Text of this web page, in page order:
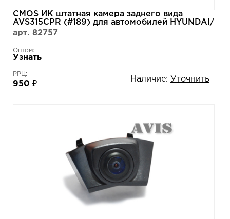
CMOS ИК штатная камера заднего вида
AVS315CPR (#189) для автомобилей HYUNDAI/
KIA
арт. 82757
Оптом:
Узнать
РРЦ:
950 ₽
Наличие: Уточнить